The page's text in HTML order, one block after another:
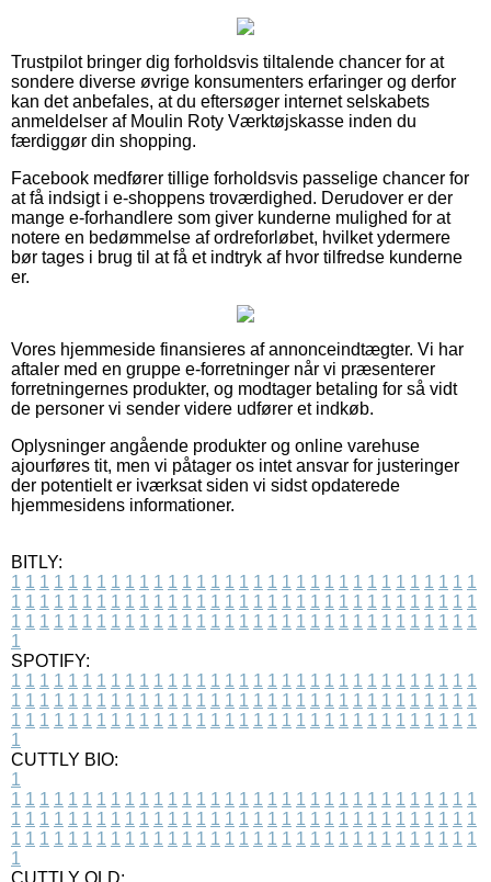
Trustpilot bringer dig forholdsvis tiltalende chancer for at
sondere diverse øvrige konsumenters erfaringer og derfor
kan det anbefales, at du eftersøger internet selskabets
anmeldelser af Moulin Roty Værktøjskasse inden du
færdiggør din shopping.
Facebook medfører tillige forholdsvis passelige chancer for
at få indsigt i e-shoppens troværdighed. Derudover er der
mange e-forhandlere som giver kunderne mulighed for at
notere en bedømmelse af ordreforløbet, hvilket ydermere
bør tages i brug til at få et indtryk af hvor tilfredse kunderne
er.
Vores hjemmeside finansieres af annonceindtægter. Vi har
aftaler med en gruppe e-forretninger når vi præsenterer
forretningernes produkter, og modtager betaling for så vidt
de personer vi sender videre udfører et indkøb.
Oplysninger angående produkter og online varehuse
ajourføres tit, men vi påtager os intet ansvar for justeringer
der potentielt er iværksat siden vi sidst opdaterede
hjemmesidens informationer.
BITLY:
1 1 1 1 1 1 1 1 1 1 1 1 1 1 1 1 1 1 1 1 1 1 1 1 1 1 1 1 1 1 1 1 1
1 1 1 1 1 1 1 1 1 1 1 1 1 1 1 1 1 1 1 1 1 1 1 1 1 1 1 1 1 1 1 1 1
1 1 1 1 1 1 1 1 1 1 1 1 1 1 1 1 1 1 1 1 1 1 1 1 1 1 1 1 1 1 1 1 1
1
SPOTIFY:
1 1 1 1 1 1 1 1 1 1 1 1 1 1 1 1 1 1 1 1 1 1 1 1 1 1 1 1 1 1 1 1 1
1 1 1 1 1 1 1 1 1 1 1 1 1 1 1 1 1 1 1 1 1 1 1 1 1 1 1 1 1 1 1 1 1
1 1 1 1 1 1 1 1 1 1 1 1 1 1 1 1 1 1 1 1 1 1 1 1 1 1 1 1 1 1 1 1 1
1
CUTTLY BIO:
1
1 1 1 1 1 1 1 1 1 1 1 1 1 1 1 1 1 1 1 1 1 1 1 1 1 1 1 1 1 1 1 1 1
1 1 1 1 1 1 1 1 1 1 1 1 1 1 1 1 1 1 1 1 1 1 1 1 1 1 1 1 1 1 1 1 1
1 1 1 1 1 1 1 1 1 1 1 1 1 1 1 1 1 1 1 1 1 1 1 1 1 1 1 1 1 1 1 1 1
1
CUTTLY OLD: